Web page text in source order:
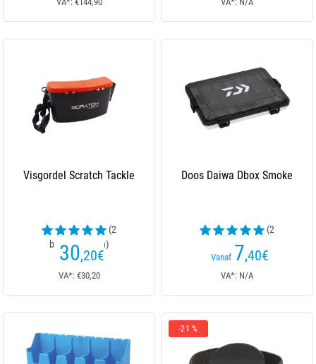
Visgordel Scratch Tackle
(2
beoordelingen)
30,20€
VA*: €30,20
Doos Daiwa Dbox Smoke
(2
beoordelingen)
Vanaf 7,40€
VA*: N/A
-21 %